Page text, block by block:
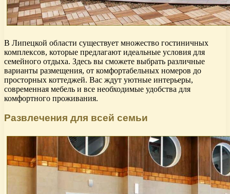
В Липецкой области существует множество гостиничных
комплексов, которые предлагают идеальные условия для
семейного отдыха. Здесь вы сможете выбрать различные
варианты размещения, от комфортабельных номеров до
просторных коттеджей. Вас ждут уютные интерьеры,
современная мебель и все необходимые удобства для
комфортного проживания.
Развлечения для всей семьи